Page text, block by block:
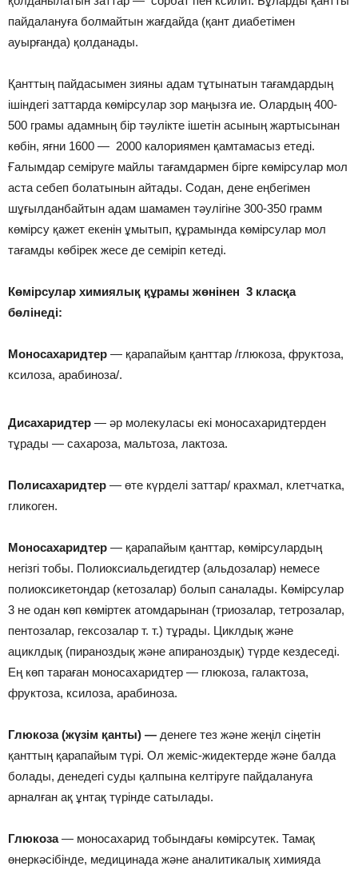
пайдалануға болмайтын жағдайда (қант диабетімен
ауырғанда) қолданады.
Қанттың пайдасымен зияны адам тұтынатын тағамдардың
ішіндегі заттарда көмірсулар зор маңызға ие. Олардың 400-
500 грамы адамның бір тәулікте ішетін асының жартысынан
көбін, яғни 1600 — 2000 калориямен қамтамасыз етеді.
Ғалымдар семіруге майлы тағамдармен бірге көмірсулар мол
аста себеп болатынын айтады. Содан, дене еңбегімен
шұғылданбайтын адам шамамен тәулігіне 300-350 грамм
көмірсу қажет екенін ұмытып, құрамында көмірсулар мол
тағамды көбірек жесе де семіріп кетеді.
Көмірсулар химиялық құрамы жөнінен 3 класқа
бөлінеді:
Моносахаридтер — қарапайым қанттар /глюкоза, фруктоза,
ксилоза, арабиноза/.
Дисахаридтер — әр молекуласы екі моносахаридтерден
тұрады — сахароза, мальтоза, лактоза.
Полисахаридтер — өте күрделі заттар/ крахмал, клетчатка,
гликоген.
Моносахаридтер — қарапайым қанттар, көмірсулардың
негізгі тобы. Полиоксиальдегидтер (альдозалар) немесе
полиоксикетондар (кетозалар) болып саналады. Көмірсулар
3 не одан көп көміртек атомдарынан (триозалар, тетрозалар,
пентозалар, гексозалар т. т.) тұрады. Циклдық және
ациклдық (пираноздық және апираноздық) түрде кездеседі.
Ең көп тараған моносахаридтер — глюкоза, галактоза,
фруктоза, ксилоза, арабиноза.
Глюкоза (жүзім қанты) — денеге тез және жеңіл сіңетін
қанттың қарапайым түрі. Ол жеміс-жидектерде және балда
болады, денедегі суды қалпына келтіруге пайдалануға
арналған ақ ұнтақ түрінде сатылады.
Глюкоза— моносахарид тобындағы көмірсутек. Тамақ
өнеркәсібінде, медицинада және аналитикалық химияда